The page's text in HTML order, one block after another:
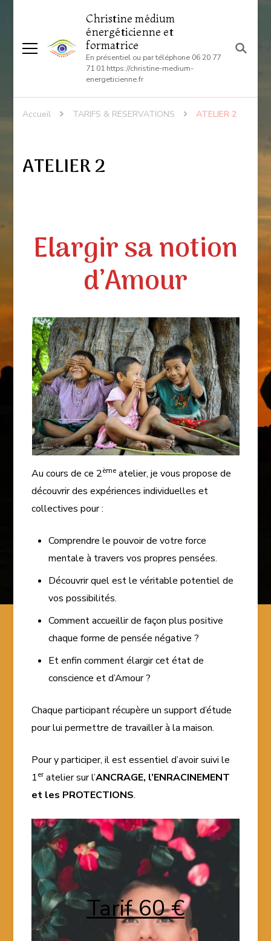
Christine médium
énergéticienne et
formatrice
En présentiel ou par téléphone 06 20 77
71 01 https://christine-medium-
energeticienne.fr
Accueil TARIFS & RESERVATIONS ATELIER 2
ATELIER 2
Elargir sa notion
d’Amour
Au cours de ce 2ème atelier, je vous propose de
découvrir des expériences individuelles et
collectives pour :
Comprendre le pouvoir de votre force
mentale à travers vos propres pensées.
Découvrir quel est le véritable potentiel de
vos possibilités.
Comment accueillir de façon plus positive
chaque forme de pensée négative ?
Et enfin comment élargir cet état de
conscience et d’Amour?
Chaque participant récupère un support d’étude
pour lui permettre de travailler à la maison.
Pour y participer, il est essentiel d’avoir suivi le
1eratelier sur l’ANCRAGE, l’ENRACINEMENT
et les PROTECTIONS.
Tarif 60 €